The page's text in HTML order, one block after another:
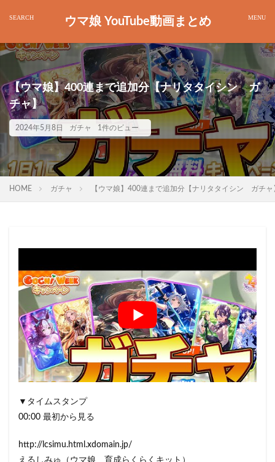
ウマ娘 YouTube動画まとめ
【ウマ娘】400連まで追加分【ナリタタイシン ガ
チャ】
2024年5月8日 ガチャ 1件のビュー
HOME ガチャ 【ウマ娘】400連まで追加分【ナリタタイシン ガチャ
▼タイムスタンプ
00:00 最初から見る
http://lcsimu.html.xdomain.jp/